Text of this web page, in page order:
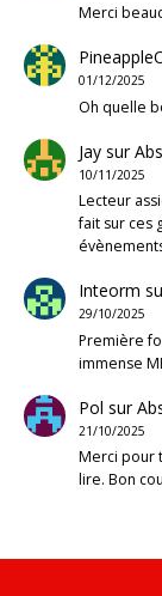
Merci
01/12/2025
Oh quelle
Jaysur
10/11/2025
Lecteur
fait sur ces
Inteorm
29/10/2025
Première
immense
Pol sur
21/10/2025
Merci pour
lire. Bon